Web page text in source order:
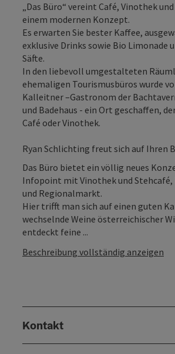
„Das Büro“ vereint Café, Vinothek
einem modernen Konzept.
Es erwarten Sie bester Kaffee,
exklusive Drinks sowie Bio Limonade
Säfte.
In den liebevoll umgestalteten
ehemaligen Tourismusbüros wurde
Kalleitner –Gastronom der
und Badehaus - ein Ort geschaffen,
Café oder Vinothek.
Ryan Schlichting freut sich auf Ihren
Das Büro bietet ein völlig neues
Infopoint mit Vinothek und Stehcafé,
und Regionalmarkt.
Hier trifft man sich auf einen guten
wechselnde Weine österreichischer
entdeckt feine ...
Beschreibung vollständig anzeigen
Kontakt